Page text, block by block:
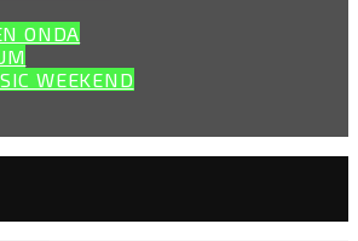
ONDA
WEEKEND